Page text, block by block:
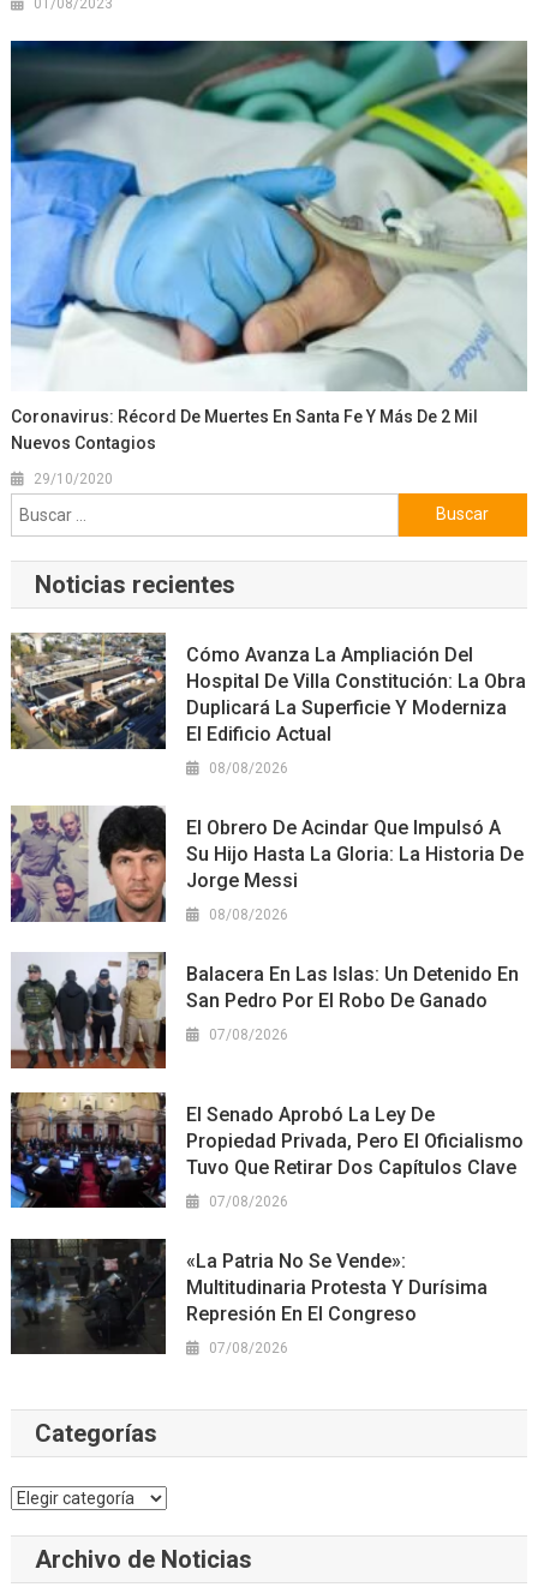
01/08/2023
Coronavirus: Récord De Muertes En Santa Fe Y Más De 2 Mil
Nuevos Contagios
29/10/2020
Buscar:
Noticias recientes
Cómo Avanza La Ampliación Del
Hospital De Villa Constitución: La Obra
Duplicará La Superficie Y Moderniza
El Edificio Actual
08/08/2026
El Obrero De Acindar Que Impulsó A
Su Hijo Hasta La Gloria: La Historia De
Jorge Messi
08/08/2026
Balacera En Las Islas: Un Detenido En
San Pedro Por El Robo De Ganado
07/08/2026
El Senado Aprobó La Ley De
Propiedad Privada, Pero El Oficialismo
Tuvo Que Retirar Dos Capítulos Clave
07/08/2026
«La Patria No Se Vende»:
Multitudinaria Protesta Y Durísima
Represión En El Congreso
07/08/2026
Categorías
Categorías
Archivo de Noticias